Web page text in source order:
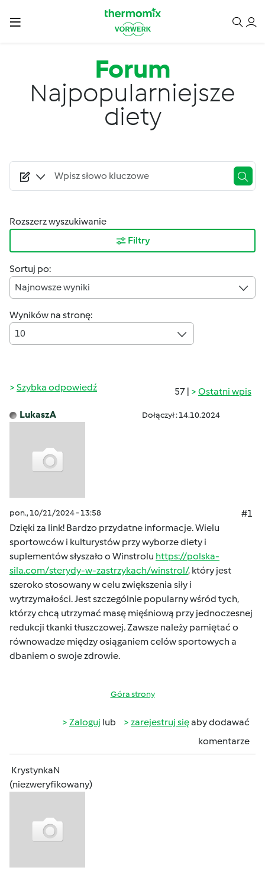
Forum
Najpopularniejsze
diety
Rozszerz wyszukiwanie
Filtry
Sortuj po:
Najnowsze wyniki
Wyników na stronę:
10
57 | Ostatni wpis
Szybka odpowiedź
LukaszA Dołączył : 14.10.2024
pon., 10/21/2024 - 13:58
#1
Dzięki za link! Bardzo przydatne informacje. Wielu
sportowców i kulturystów przy wyborze diety i
suplementów słyszało o Winstrolu https://polska-
sila.com/sterydy-w-zastrzykach/winstrol/, który jest
szeroko stosowany w celu zwiększenia siły i
wytrzymałości. Jest szczególnie popularny wśród tych,
którzy chcą utrzymać masę mięśniową przy jednoczesnej
redukcji tkanki tłuszczowej. Zawsze należy pamiętać o
równowadze między osiąganiem celów sportowych a
dbaniem o swoje zdrowie.
Góra strony
Zaloguj lub zarejestruj sięaby dodawać
komentarze
KrystynkaN
(niezweryfikowany)